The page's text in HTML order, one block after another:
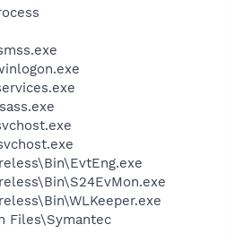
Files\Symantec